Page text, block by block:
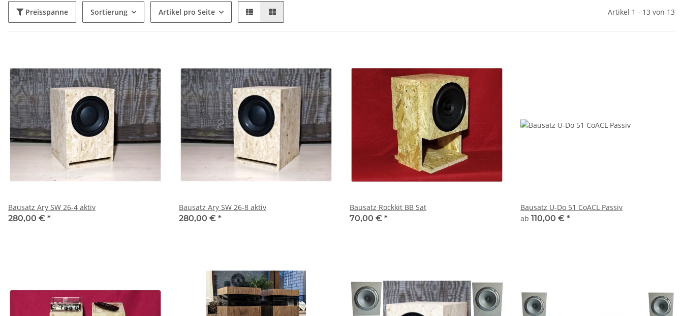
Preisspanne Sortierung Artikel pro Seite Artikel 1 - 13 von 13
Bausatz Ary SW 26-4 aktiv
280,00 € *
Bausatz Ary SW 26-8 aktiv
280,00 € *
Bausatz Rockkit BB Sat
70,00 € *
Bausatz U-Do 51 CoACL Passiv
ab 110,00 € *